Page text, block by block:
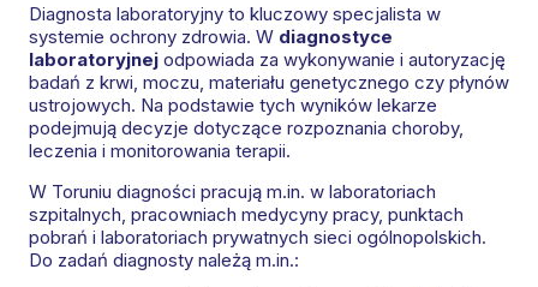
Diagnosta laboratoryjny to kluczowy specjalista w
systemie ochrony zdrowia. W diagnostyce
laboratoryjnej odpowiada za wykonywanie i autoryzację
badań z krwi, moczu, materiału genetycznego czy płynów
ustrojowych. Na podstawie tych wyników lekarze
podejmują decyzje dotyczące rozpoznania choroby,
leczenia i monitorowania terapii.
W Toruniu diagności pracują m.in. w laboratoriach
szpitalnych, pracowniach medycyny pracy, punktach
pobrań i laboratoriach prywatnych sieci ogólnopolskich.
Do zadań diagnosty należą m.in.: